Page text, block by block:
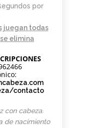
por
juegan todas
elimina
contacto
con cabeza.
de nacimiento